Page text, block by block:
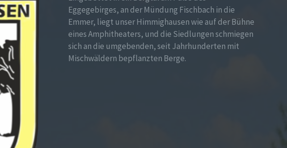
Eggegebirges, an der Mündung Fischbach in die
Emmer, liegt unser Himmighausen wie auf der Bühne
eines Amphitheaters, und die Siedlungen schmiegen
sich an die umgebenden, seit Jahrhunderten mit
Mischwäldern bepflanzten Berge.